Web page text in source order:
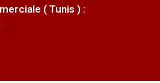
( Tunis ) :